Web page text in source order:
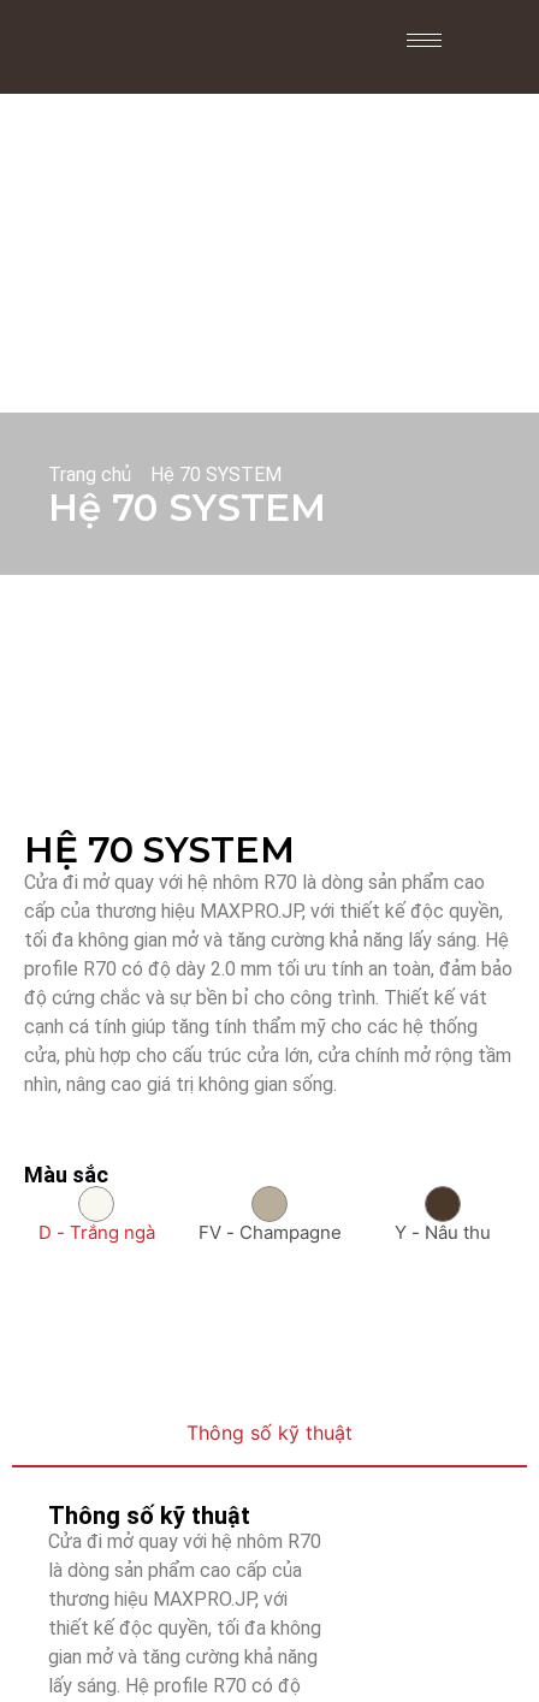
Trang chủ Hệ 70 SYSTEM
Hệ 70 SYSTEM
HỆ 70 SYSTEM
Cửa đi mở quay với hệ nhôm R70 là dòng sản phẩm cao
cấp của thương hiệu MAXPRO.JP, với thiết kế độc quyền,
tối đa không gian mở và tăng cường khả năng lấy sáng. Hệ
profile R70 có độ dày 2.0 mm tối ưu tính an toàn, đảm bảo
độ cứng chắc và sự bền bỉ cho công trình. Thiết kế vát
cạnh cá tính giúp tăng tính thẩm mỹ cho các hệ thống
cửa, phù hợp cho cấu trúc cửa lớn, cửa chính mở rộng tầm
nhìn, nâng cao giá trị không gian sống.
Màu sắc
D - Trắng ngà FV - Champagne Y - Nâu thu
Thông số kỹ thuật
Thông số kỹ thuật
Cửa đi mở quay với hệ nhôm R70
là dòng sản phẩm cao cấp của
thương hiệu MAXPRO.JP, với
thiết kế độc quyền, tối đa không
gian mở và tăng cường khả năng
lấy sáng. Hệ profile R70 có độ